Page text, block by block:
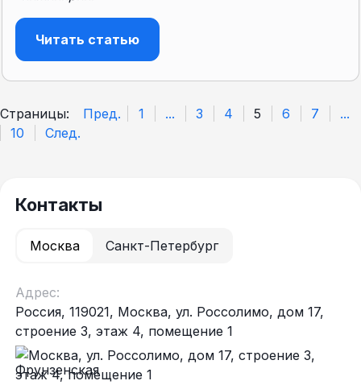
Читать статью
Страницы: Пред. 1 ... 3 4 5 6 7
...
10
След.
Контакты
Москва Санкт-Петербург
Адрес:
Россия, 119021, Москва, ул. Россолимо, дом 17,
строение 3, этаж 4, помещение 1
Фрунзенская